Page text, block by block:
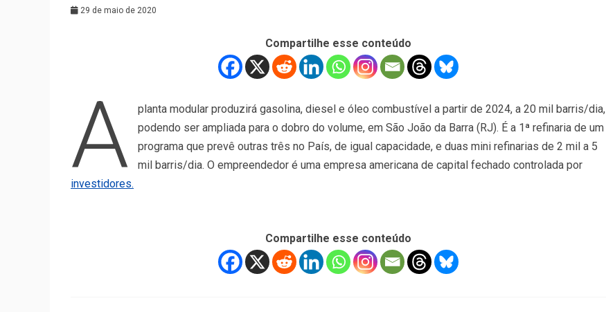
29 de maio de 2020
Compartilhe esse conteúdo
A
planta modular produzirá gasolina, diesel e óleo combustível a partir de 2024, a 20 mil barris/dia,
podendo ser ampliada para o dobro do volume, em São João da Barra (RJ). É a 1ª refinaria de um
programa que prevê outras três no País, de igual capacidade, e duas mini refinarias de 2 mil a 5
mil barris/dia. O empreendedor é uma empresa americana de capital fechado controlada por
investidores.
Compartilhe esse conteúdo